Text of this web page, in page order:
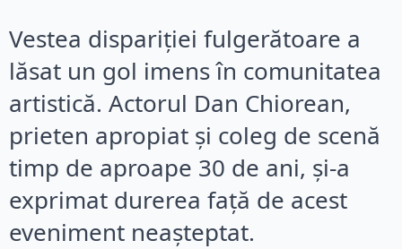
Vestea dispariției fulgerătoare a
lăsat un gol imens în comunitatea
artistică. Actorul Dan Chiorean,
prieten apropiat și coleg de scenă
timp de aproape 30 de ani, și-a
exprimat durerea față de acest
eveniment neașteptat.